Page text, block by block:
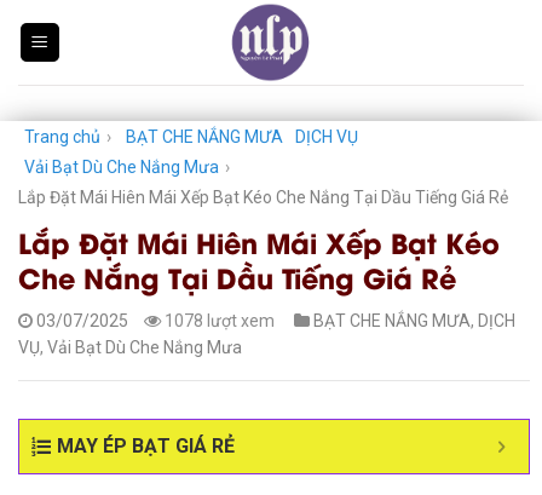
Trang chủ › BẠT CHE NẮNG MƯA
DỊCH VỤ
Vải Bạt Dù Che Nắng Mưa ›
Lắp Đặt Mái Hiên Mái Xếp Bạt Kéo Che Nắng Tại Dầu Tiếng Giá Rẻ
Lắp Đặt Mái Hiên Mái Xếp Bạt Kéo
Che Nắng Tại Dầu Tiếng Giá Rẻ
03/07/2025 1078 lượt xem BẠT CHE NẮNG MƯA, DỊCH
VỤ, Vải Bạt Dù Che Nắng Mưa
MAY ÉP BẠT GIÁ RẺ